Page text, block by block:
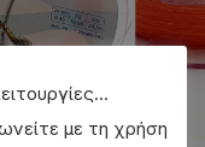
με τη χρήση